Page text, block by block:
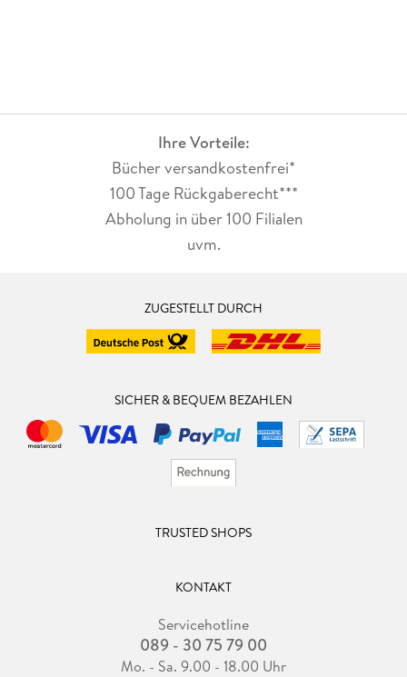
Ihre Vorteile:
Bücher versandkostenfrei*
100 Tage Rückgaberecht***
Abholung in über 100 Filialen
uvm.
ZUGESTELLT DURCH
SICHER & BEQUEM BEZAHLEN
TRUSTED SHOPS
KONTAKT
Servicehotline
089 - 30 75 79 00
Mo. - Sa. 9.00 - 18.00 Uhr